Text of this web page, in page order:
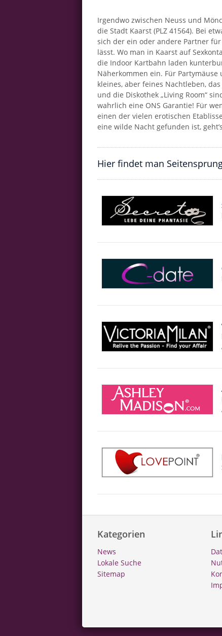
Irgendwo zwischen Neuss und
die Stadt Kaarst (PLZ 41564). Bei
sich der ein oder andere Partner
lässt. Wo man in Kaarst auf
die Indoor Kartbahn laden
Näherkommen ein. Für
kleines, aber feines Nachtleben,
und die Diskothek „Living Room“
wahrlich eine ONS Garantie! Für
einen der vielen erotischen
eine wilde Nacht gefunden ist,
Hier findet man
Kategorien
News
Lokale Suche
Sitemap